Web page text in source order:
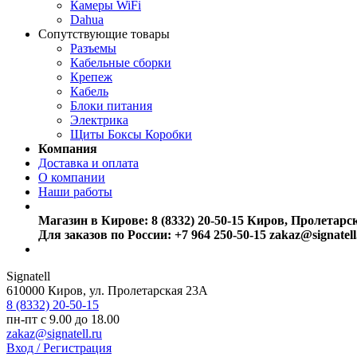
Камеры WiFi
Dahua
Сопутствующие товары
Разъемы
Кабельные сборки
Крепеж
Кабель
Блоки питания
Электрика
Щиты Боксы Коробки
Компания
Доставка и оплата
О компании
Наши работы
Магазин в Кирове: 8 (8332) 20-50-15 Киров,
Для заказов по России: +7 964 250-50-15
Signatell
610000 Киров, ул. Пролетарская 23А
8 (8332) 20-50-15
пн-пт с 9.00 до 18.00
zakaz@signatell.ru
Вход / Регистрация